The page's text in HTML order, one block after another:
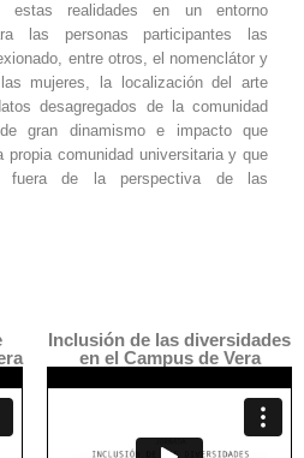
realidades en un entorno
las personas participantes las
entre otros, el nomenclátor y
mujeres, la localización del arte
desagregados de la comunidad
gran dinamismo e impacto que
propia comunidad universitaria y que
fuera de la perspectiva de las
Inclusión de las diversidades
en el Campus de Vera